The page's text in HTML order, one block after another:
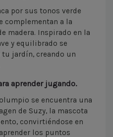
por sus tonos verde
complementan a la
madera. Inspirado en la
y equilibrado se
jardín, creando un
aprender jugando.
se encuentra una
de Suzy, la mascota
convirtiéndose en
los puntos